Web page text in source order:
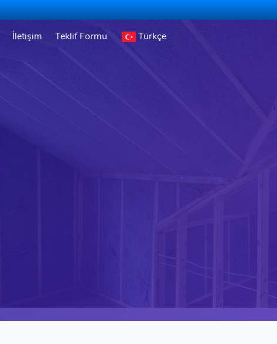
İletişim Teklif Formu Türkçe